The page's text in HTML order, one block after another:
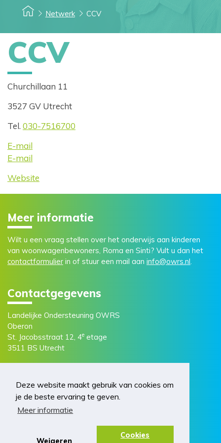
Deze website maakt gebruik van cookies om
je de beste ervaring te geven.
Meer informatie
Weigeren
Cookies
Netwerk CCV
CCV
Churchillaan 11
3527 GV Utrecht
Tel. 030-7516700
E-mail
E-mail
Website
Meer informatie
Wilt u een vraag stellen over het onderwijs aan kinderen
van woonwagenbewoners, Roma en Sinti? Vult u dan het
contactformulier in of stuur een mail aan info@owrs.nl.
Contactgegevens
Landelijke Ondersteuning OWRS
Oberon
St. Jacobsstraat 12, 4e etage
3511 BS Utrecht
2manydots